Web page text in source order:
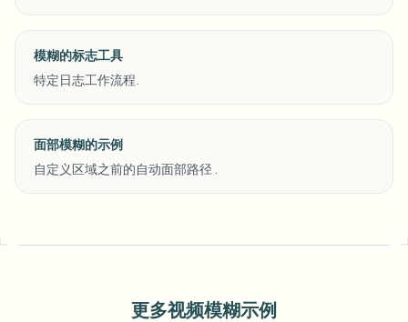
模糊的标志工具
特定日志工作流程.
面部模糊的示例
自定义区域之前的自动面部路径 .
更多视频模糊示例